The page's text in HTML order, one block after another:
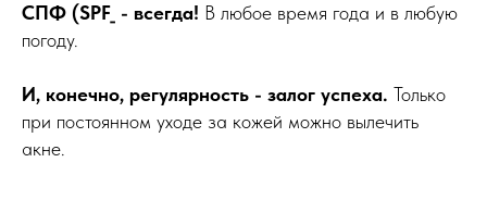
СПФ (SPF_ - всегда! В любое время года и в любую
погоду.
И, конечно, регулярность - залог успеха. Только
при постоянном уходе за кожей можно вылечить
акне.